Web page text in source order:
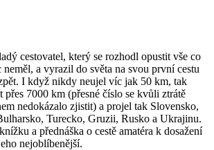
cestovatel, který se rozhodl opustit vše co
a vyrazil do světa na svou první cestu
I když nikdy neujel víc jak 50 km, tak
přes 7000 km (přesné číslo se kvůli ztrátě
nedokázalo zjistit) a projel tak Slovensko,
Turecko, Gruzii, Rusko a Ukrajinu.
a přednáška o cestě amatéra k dosažení
nejoblíbenější.